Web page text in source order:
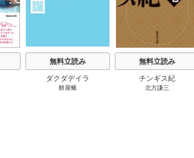
無料立読み
ダクダデイラ
餅屋蛾
無料立読み
チンギス紀
北方謙三